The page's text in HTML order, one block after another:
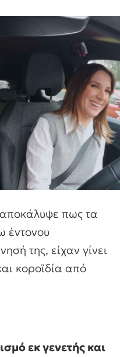
αποκάλυψε πως τα
έντονου
της, είχαν γίνει
κοροϊδία από
εκ γενετής και